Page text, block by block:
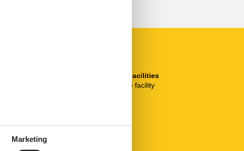
SurroundingFacilities
Bicycle storage facility
Marketing